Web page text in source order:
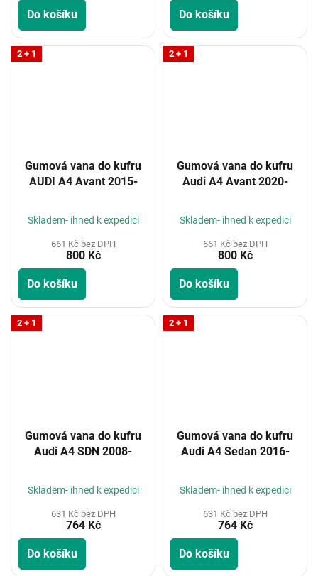
Do košíku Do košíku
2 + 1
Gumová vana do kufru
AUDI A4 Avant 2015-
Skladem- ihned k expedici
661 Kč bez DPH
800 Kč
Do košíku
2 + 1
Gumová vana do kufru
Audi A4 Avant 2020-
Skladem- ihned k expedici
661 Kč bez DPH
800 Kč
Do košíku
2 + 1
Gumová vana do kufru
Audi A4 SDN 2008-
Skladem- ihned k expedici
631 Kč bez DPH
764 Kč
Do košíku
2 + 1
Gumová vana do kufru
Audi A4 Sedan 2016-
Skladem- ihned k expedici
631 Kč bez DPH
764 Kč
Do košíku